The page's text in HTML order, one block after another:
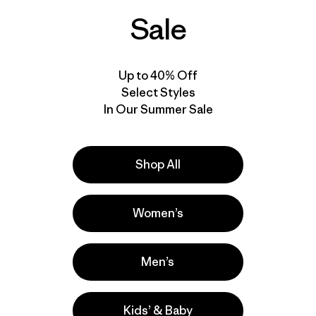
Valoración: 4.0 / 5
(33Comentarios
)
Sale
Up to 40% Off
Select Styles
In Our Summer Sale
Shop All
Women’s
Men’s
Kids’ & Baby